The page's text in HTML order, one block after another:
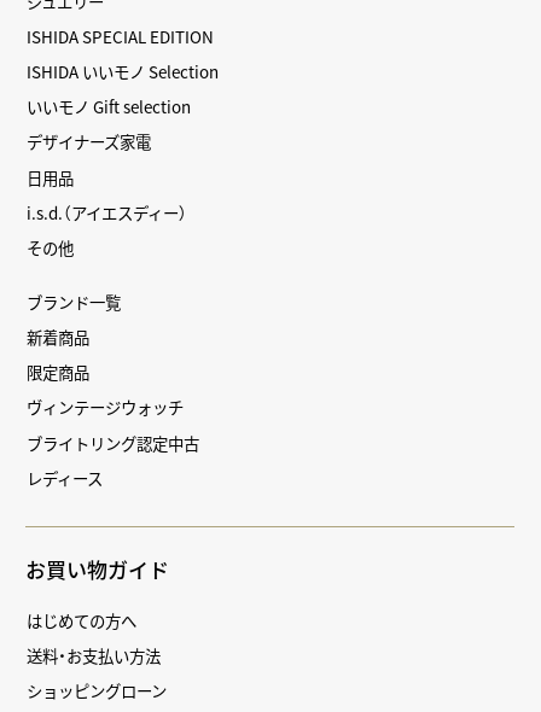
ISHIDA SPECIAL EDITION
ISHIDA いいモノ Selection
いいモノ Gift selection
デザイナーズ家電
日用品
i.s.d.（アイエスディー）
その他
ブランド一覧
新着商品
限定商品
ヴィンテージウォッチ
ブライトリング認定中古
レディース
お買い物ガイド
はじめての方へ
送料・お支払い方法
ショッピングローン